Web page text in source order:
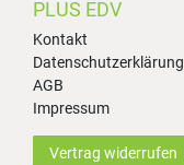
PLUS EDV
Kontakt
Datenschutzerklärung
AGB
Impressum
Vertrag widerrufen